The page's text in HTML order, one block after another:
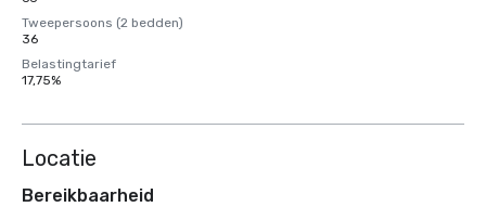
Tweepersoons (2 bedden)
36
Belastingtarief
17,75%
Locatie
Bereikbaarheid